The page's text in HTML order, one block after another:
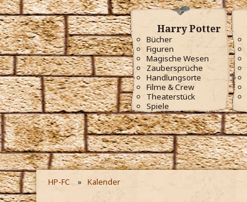
Harry Potter
Bücher
Figuren
Magische Wesen
Zaubersprüche
Handlungsorte
Filme & Crew
Theaterstück
Spiele
HP-FC Kalender